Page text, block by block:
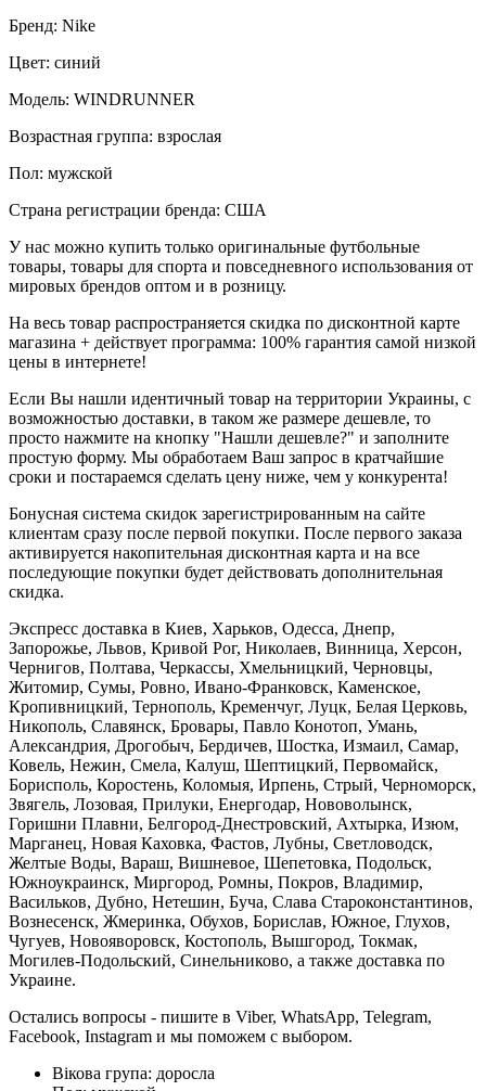
Бренд: Nike
Цвет: синий
Модель: WINDRUNNER
Возрастная группа: взрослая
Пол: мужской
Страна регистрации бренда: США
У нас можно купить только оригинальные футбольные
товары, товары для спорта и повседневного использования от
мировых брендов оптом и в розницу.
На весь товар распространяется скидка по дисконтной карте
магазина + действует программа: 100% гарантия самой низкой
цены в интернете!
Если Вы нашли идентичный товар на территории Украины, с
возможностью доставки, в таком же размере дешевле, то
просто нажмите на кнопку "Нашли дешевле?" и заполните
простую форму. Мы обработаем Ваш запрос в кратчайшие
сроки и постараемся сделать цену ниже, чем у конкурента!
Бонусная система скидок зарегистрированным на сайте
клиентам сразу после первой покупки. После первого заказа
активируется накопительная дисконтная карта и на все
последующие покупки будет действовать дополнительная
скидка.
Экспресс доставка в Киев, Харьков, Одесса, Днепр,
Запорожье, Львов, Кривой Рог, Николаев, Винница, Херсон,
Чернигов, Полтава, Черкассы, Хмельницкий, Черновцы,
Житомир, Сумы, Ровно, Ивано-Франковск, Каменское,
Кропивницкий, Тернополь, Кременчуг, Луцк, Белая Церковь,
Никополь, Славянск, Бровары, Павло Конотоп, Умань,
Александрия, Дрогобыч, Бердичев, Шостка, Измаил, Самар,
Ковель, Нежин, Смела, Калуш, Шептицкий, Первомайск,
Борисполь, Коростень, Коломыя, Ирпень, Стрый, Черноморск,
Звягель, Лозовая, Прилуки, Енергодар, Нововолынск,
Горишни Плавни, Белгород-Днестровский, Ахтырка, Изюм,
Марганец, Новая Каховка, Фастов, Лубны, Светловодск,
Желтые Воды, Вараш, Вишневое, Шепетовка, Подольск,
Южноукраинск, Миргород, Ромны, Покров, Владимир,
Васильков, Дубно, Нетешин, Буча, Слава Староконстантинов,
Вознесенск, Жмеринка, Обухов, Борислав, Южное, Глухов,
Чугуев, Новояворовск, Костополь, Вышгород, Токмак,
Могилев-Подольский, Синельниково, а также доставка по
Украине.
Остались вопросы - пишите в Viber, WhatsApp, Telegram,
Facebook, Instagram и мы поможем с выбором.
Вікова група: доросла